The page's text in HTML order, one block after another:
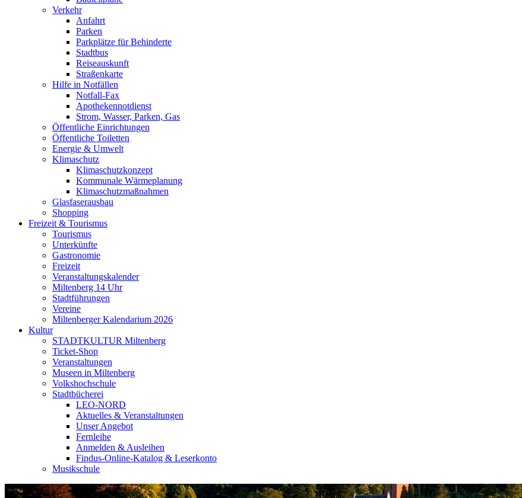
Verkehr
Anfahrt
Parken
Parkplätze für Behinderte
Stadtbus
Reiseauskunft
Straßenkarte
Hilfe in Notfällen
Notfall-Fax
Apothekennotdienst
Strom, Wasser, Parken, Gas
Öffentliche Einrichtungen
Öffentliche Toiletten
Energie & Umwelt
Klimaschutz
Klimaschutzkonzept
Kommunale Wärmeplanung
Klimaschutzmaßnahmen
Glasfaserausbau
Shopping
Freizeit & Tourismus
Tourismus
Unterkünfte
Gastronomie
Freizeit
Veranstaltungskalender
Miltenberg 14 Uhr
Stadtführungen
Vereine
Miltenberger Kalendarium 2026
Kultur
STADTKULTUR Miltenberg
Ticket-Shop
Veranstaltungen
Museen in Miltenberg
Volkshochschule
Stadtbücherei
LEO-NORD
Aktuelles & Veranstaltungen
Unser Angebot
Fernleihe
Anmelden & Ausleihen
Findus-Online-Katalog & Leserkonto
Musikschule